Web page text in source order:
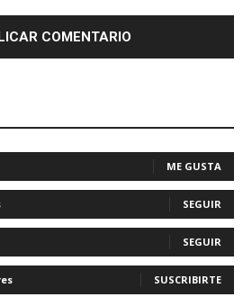
ME GUSTA
SEGUIR
SEGUIR
SUSCRIBIRTE